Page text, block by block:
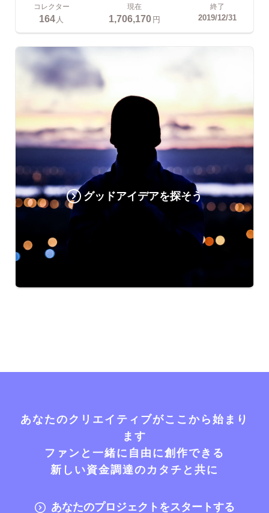
コレクター
164人
現在
1,706,170円
終了
2019/12/31
グッドアイデアを探そう
あなたのクリエイティブがここから始まり
ます
ファンと一緒に自由に創作できる
新しい資金調達のカタチと共に
あなたのプロジェクトをスタートする